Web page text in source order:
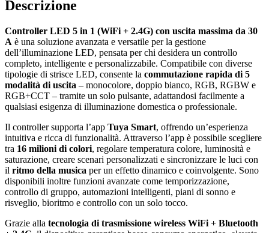
Descrizione
Controller LED 5 in 1 (WiFi + 2.4G) con uscita massima da 30
A è una soluzione avanzata e versatile per la gestione
dell’illuminazione LED, pensata per chi desidera un controllo
completo, intelligente e personalizzabile. Compatibile con diverse
tipologie di strisce LED, consente la commutazione rapida di 5
modalità di uscita – monocolore, doppio bianco, RGB, RGBW e
RGB+CCT – tramite un solo pulsante, adattandosi facilmente a
qualsiasi esigenza di illuminazione domestica o professionale.
Il controller supporta l’app Tuya Smart, offrendo un’esperienza
intuitiva e ricca di funzionalità. Attraverso l’app è possibile scegliere
tra 16 milioni di colori, regolare temperatura colore, luminosità e
saturazione, creare scenari personalizzati e sincronizzare le luci con
il ritmo della musica per un effetto dinamico e coinvolgente. Sono
disponibili inoltre funzioni avanzate come temporizzazione,
controllo di gruppo, automazioni intelligenti, piani di sonno e
risveglio, bioritmo e controllo con un solo tocco.
Grazie alla tecnologia di trasmissione wireless WiFi + Bluetooth